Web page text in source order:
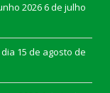
20266 de julho
15 de agosto de